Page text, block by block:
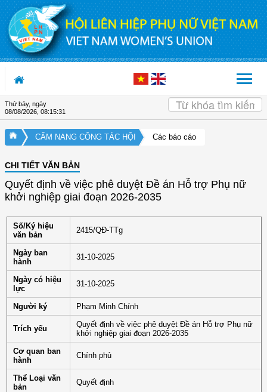
Truy cập nội dung luôn
Thứ bảy, ngày
08/08/2026, 08:15:31
CẨM NANG CÔNG TÁC HỘI Các báo cáo
CHI TIẾT VĂN BẢN
Quyết định về việc phê duyệt Đề án Hỗ trợ Phụ nữ
khởi nghiệp giai đoạn 2026-2035
Số/Ký hiệu
văn bản
2415/QĐ-TTg
Ngày ban
hành
31-10-2025
Ngày có hiệu
lực
31-10-2025
Người ký Phạm Minh Chính
Trích yếu
Quyết định về việc phê duyệt Đề án Hỗ trợ Phụ nữ
khởi nghiệp giai đoạn 2026-2035
Cơ quan ban
hành
Chính phủ
Thể Loại văn
bản
Quyết định